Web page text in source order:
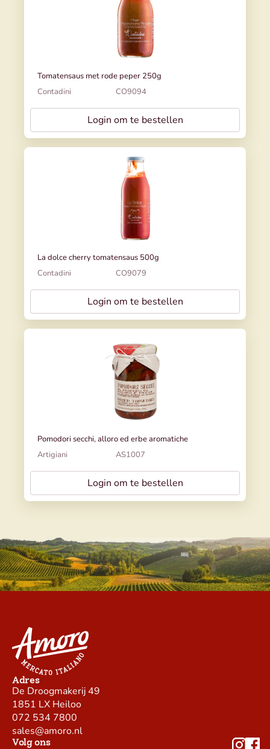
Tomatensaus met rode peper 250g
Contadini
CO9094
Login om te bestellen
La dolce cherry tomatensaus 500g
Contadini
CO9079
Login om te bestellen
Pomodori secchi, alloro ed erbe aromatiche
Artigiani
AS1007
Login om te bestellen
Adres
De Droogmakerij 49
1851 LX Heiloo
072 534 7800
sales@amoro.nl
Volg ons